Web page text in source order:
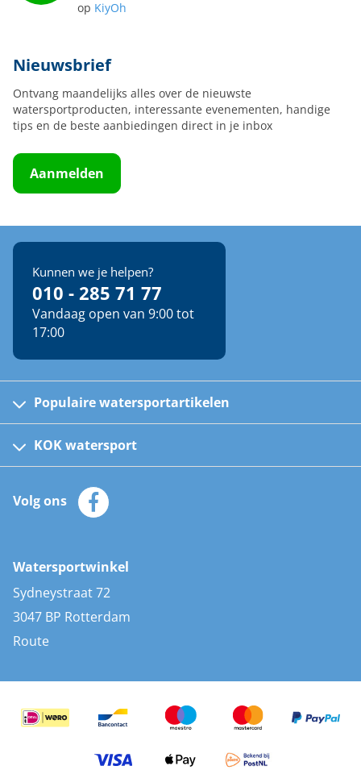
op KiyOh
Nieuwsbrief
Ontvang maandelijks alles over de nieuwste
watersportproducten, interessante evenementen, handige
tips en de beste aanbiedingen direct in je inbox
Aanmelden
Kunnen we je helpen?
010 - 285 71 77
Vandaag open van 9:00 tot
17:00
Populaire watersportartikelen
Kinder reddingsvesten
Automatische reddingsvesten
Zeilkleding
Zonnepanelen
AIS transponders
Stootwillen en fenders
Bootkussens
Zwemtrappen
KOK watersport
Klantenservice
Merken
Volg ons
Watersportwinkel
Sydneystraat 72
3047 BP Rotterdam
Route